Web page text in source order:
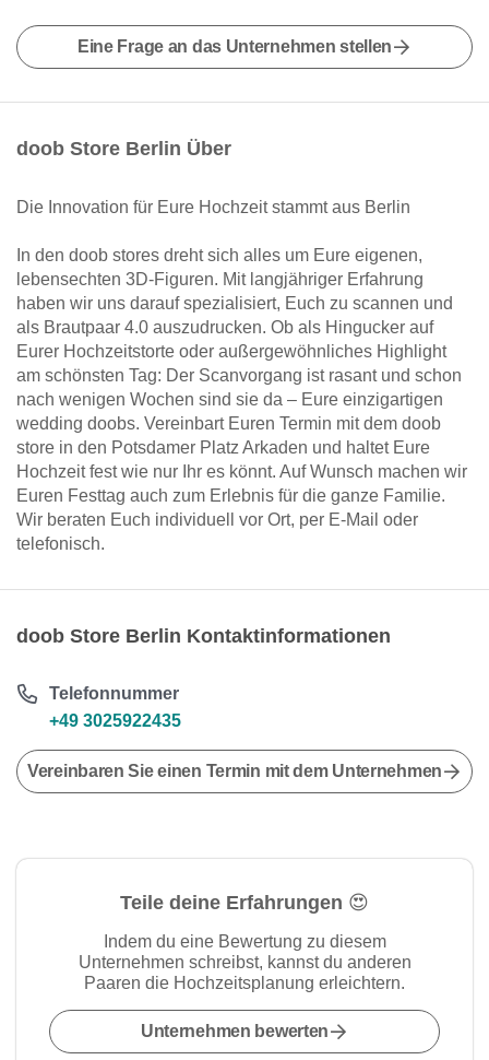
Eine Frage an das Unternehmen stellen
doob Store Berlin Über
Die Innovation für Eure Hochzeit stammt aus Berlin
In den doob stores dreht sich alles um Eure eigenen,
lebensechten 3D-Figuren. Mit langjähriger Erfahrung
haben wir uns darauf spezialisiert, Euch zu scannen und
als Brautpaar 4.0 auszudrucken. Ob als Hingucker auf
Eurer Hochzeitstorte oder außergewöhnliches Highlight
am schönsten Tag: Der Scanvorgang ist rasant und schon
nach wenigen Wochen sind sie da – Eure einzigartigen
wedding doobs. Vereinbart Euren Termin mit dem doob
store in den Potsdamer Platz Arkaden und haltet Eure
Hochzeit fest wie nur Ihr es könnt. Auf Wunsch machen wir
Euren Festtag auch zum Erlebnis für die ganze Familie.
Wir beraten Euch individuell vor Ort, per E-Mail oder
telefonisch.
doob Store Berlin Kontaktinformationen
Telefonnummer
+49 3025922435
Vereinbaren Sie einen Termin mit dem Unternehmen
Teile deine Erfahrungen 😍
Indem du eine Bewertung zu diesem
Unternehmen schreibst, kannst du anderen
Paaren die Hochzeitsplanung erleichtern.
Unternehmen bewerten